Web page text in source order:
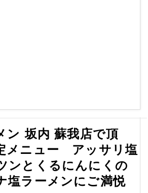
ン 坂内 蘇我店で頂
メニュー アッサリ塩
ンとくるにんにくの
塩ラーメンにご満悦